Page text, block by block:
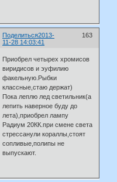
Поделиться 163
2013-
11-28 14:03:41
Приобрел четырех хромисов
виридисов и эуфилию
факельную.Рыбки
классные,стаю держат)
Пока леплю лед светильник(а
лепить наверное буду до
лета),приобрел лампу
Радиум 20КК.при смене света
стрессанули кораллы,стоят
сопливые,полипы не
выпускают.